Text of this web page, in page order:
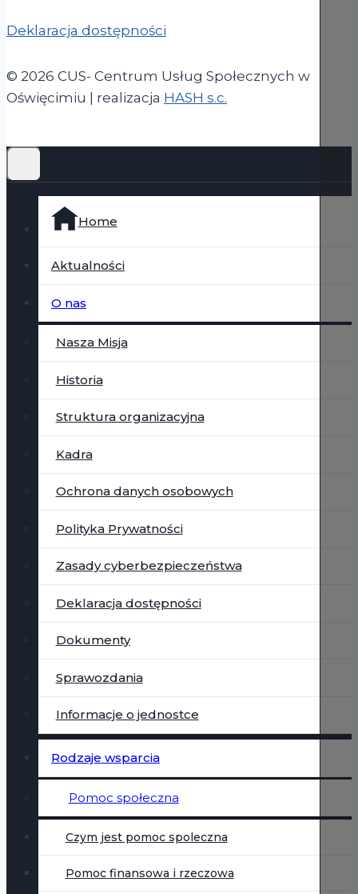
Deklaracja dostępności
© 2026 CUS- Centrum Usług Społecznych w
Oświęcimiu | realizacja HASH s.c.
Home
Aktualności
O nas
Nasza Misja
Historia
Struktura organizacyjna
Kadra
Ochrona danych osobowych
Polityka Prywatności
Zasady cyberbezpieczeństwa
Deklaracja dostępności
Dokumenty
Sprawozdania
Informacje o jednostce
Rodzaje wsparcia
Pomoc społeczna
Czym jest pomoc spoleczna
Pomoc finansowa i rzeczowa